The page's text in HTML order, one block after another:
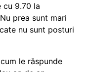
cu 9.70 la
prea sunt mari
nu sunt posturi
le răspunde